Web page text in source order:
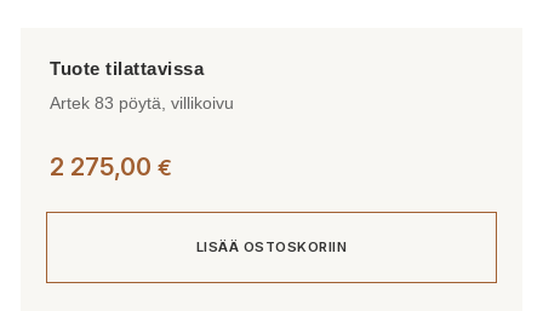
Artek 83 pöytä, villikoivu
2 275,00 €
LISÄÄ OSTOSKORIIN